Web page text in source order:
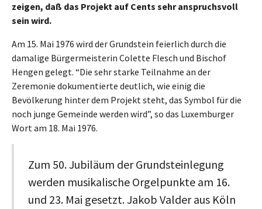
zeigen, daß das Projekt auf Cents sehr anspruchsvoll
sein wird.
Am 15. Mai 1976 wird der Grundstein feierlich durch die
damalige Bürgermeisterin Colette Flesch und Bischof
Hengen gelegt. “Die sehr starke Teilnahme an der
Zeremonie dokumentierte deutlich, wie einig die
Bevölkerung hinter dem Projekt steht, das Symbol für die
noch junge Gemeinde werden wird”, so das Luxemburger
Wort am 18. Mai 1976.
Zum 50. Jubiläum der Grundsteinlegung
werden musikalische Orgelpunkte am 16.
und 23. Mai gesetzt. Jakob Valder aus Köln